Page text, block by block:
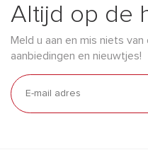
Altijd op de
Meld u aan en mis niets
aanbiedingen en nieuwtjes!